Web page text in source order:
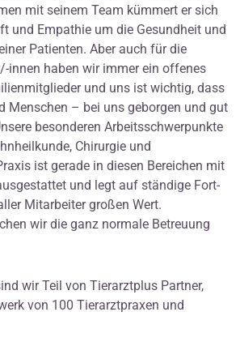
mit seinem Team kümmert er sich
und Empathie um die Gesundheit und
Patienten. Aber auch für die
innen haben wir immer ein offenes
und uns ist wichtig, dass
Menschen – bei uns geborgen und gut
besonderen Arbeitsschwerpunkte
Chirurgie und
ist gerade in diesen Bereichen mit
und legt auf ständige Fort-
Mitarbeiter großen Wert.
wir die ganz normale Betreuung
wir Teil von Tierarztplus Partner,
von 100 Tierarztpraxen und